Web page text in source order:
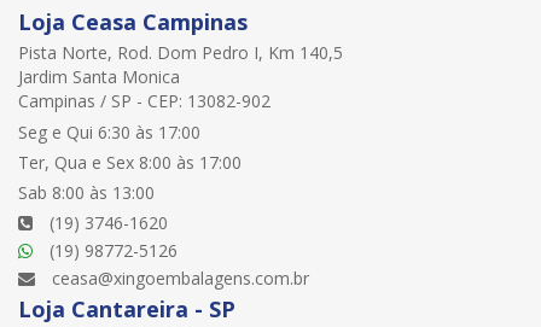
Loja Ceasa Campinas
Pista Norte, Rod. Dom Pedro I, Km 140,5
Jardim Santa Monica
Campinas / SP - CEP: 13082-902
Seg e Qui 6:30 às 17:00
Ter, Qua e Sex 8:00 às 17:00
Sab 8:00 às 13:00
(19) 3746-1620
(19) 98772-5126
ceasa@xingoembalagens.com.br
Loja Cantareira - SP